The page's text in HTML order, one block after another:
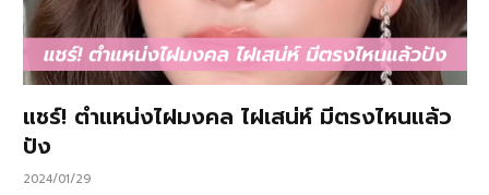
แชร์! ตำแหน่งไฝมงคล ไฝเสน่ห์ มีตรงไหนแล้ว
ปัง
2024/01/29